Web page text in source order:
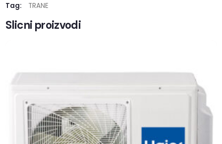
Tag:
TRANE
Slicni proizvodi